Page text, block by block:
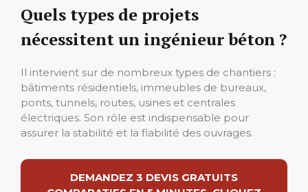
Quels types de projets
nécessitent un ingénieur béton ?
Il intervient sur de nombreux types de chantiers :
bâtiments résidentiels, immeubles de bureaux,
ponts, tunnels, routes, usines et centrales
électriques. Son rôle est indispensable pour
assurer la stabilité et la fiabilité des ouvrages.
DEMANDEZ 3 DEVIS GRATUITS